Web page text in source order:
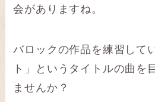
会がありますね。
バロックの作品を練習して
ト」というタイトルの曲を
ませんか？